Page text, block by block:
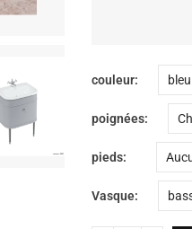
couleur
poignées
pieds
Vasque